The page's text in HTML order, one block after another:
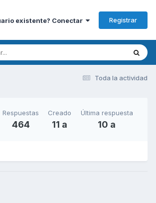
existente? Conectar Registrar
Toda la actividad
Respuestas
464
Creado
11 a
Última respuesta
10 a